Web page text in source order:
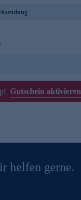
Gutschein aktivieren
helfen gerne.